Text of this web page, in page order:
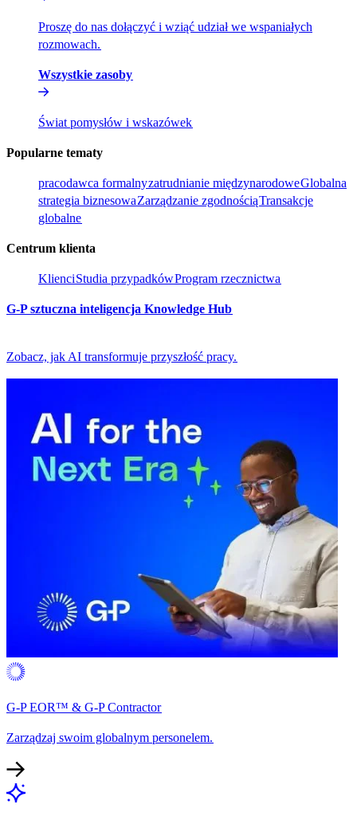
Proszę do nas dołączyć i wziąć udział we wspaniałych
rozmowach.​​
Wszystkie zasoby​​
Świat pomysłów i wskazówek​​
Popularne tematy​​
pracodawca formalny​​zatrudnianie międzynarodowe​​Globalna
strategia biznesowa​​Zarządzanie zgodnością​​Transakcje
globalne​​
Centrum klienta​​
Klienci​​Studia przypadków​​Program rzecznictwa​​
G-P sztuczna inteligencja Knowledge Hub​​
Zobacz, jak AI transformuje przyszłość pracy.​​
G-P EOR™ & G-P Contractor​​
Zarządzaj swoim globalnym personelem.​​